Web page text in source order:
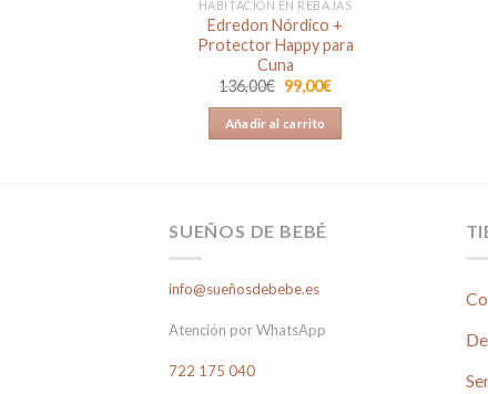
HABITACIÓN EN REBAJAS
Edredon Nórdico +
Protector Happy para
Cuna
136,00€ El
precio
original
era:
99,00€El
Añadir al carrito
SUEÑOS DE BEBÉ
info@sueñosdebebe.es
Atención por WhatsApp
722 175 040